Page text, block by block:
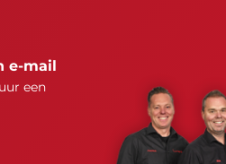
e-mail
een